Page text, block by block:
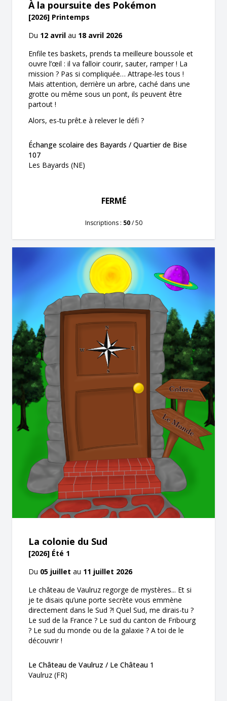
À la poursuite des Pokémon
[2026] Printemps
Du 12 avril au 18 avril 2026
Enfile tes baskets, prends ta meilleure boussole et
ouvre l’œil : il va falloir courir, sauter, ramper ! La
mission ? Pas si compliquée… Attrape-les tous !
Mais attention, derrière un arbre, caché dans une
grotte ou même sous un pont, ils peuvent être
partout !
Alors, es-tu prêt.e à relever le défi ?
Échange scolaire des Bayards / Quartier de Bise
107
Les Bayards (NE)
FERMÉ
Inscriptions : 50/ 50
La colonie du Sud
[2026] Été 1
Du 05 juillet au 11 juillet 2026
Le château de Vaulruz regorge de mystères... Et si
je te disais qu’une porte secrète vous emmène
directement dans le Sud ?! Quel Sud, me dirais-tu ?
Le sud de la France ? Le sud du canton de Fribourg
? Le sud du monde ou de la galaxie ? A toi de le
découvrir !
Le Château de Vaulruz / Le Château 1
Vaulruz (FR)